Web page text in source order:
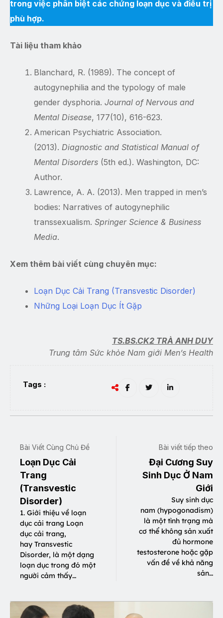
trong việc phân biệt các chứng loạn dục và điều trị
phù hợp.
Tài liệu tham khảo
Blanchard, R. (1989). The concept of
autogynephilia and the typology of male
gender dysphoria. Journal of Nervous and
Mental Disease, 177(10), 616-623.
American Psychiatric Association.
(2013). Diagnostic and Statistical Manual of
Mental Disorders (5th ed.). Washington, DC:
Author.
Lawrence, A. A. (2013). Men trapped in men’s
bodies: Narratives of autogynephilic
transsexualism. Springer Science & Business
Media.
Xem thêm bài viết cùng chuyên mục:
Loạn Dục Cải Trang (Transvestic Disorder)
Những Loại Loạn Dục Ít Gặp
TS.BS.CK2 TRÀ ANH DUY
Trung tâm Sức khỏe Nam giới Men’s Health
Tags :
Bài Viết Cùng Chủ Đề
Loạn Dục Cải
Trang
(Transvestic
Disorder)
1. Giới thiệu về loạn
dục cải trang Loạn
dục cải trang,
hay Transvestic
Disorder, là một dạng
loạn dục trong đó một
người cảm thấy…
Bài viết tiếp theo
Đại Cương Suy
Sinh Dục Ở Nam
Giới
Suy sinh dục
nam (hypogonadism)
là một tình trạng mà
cơ thể không sản xuất
đủ hormone
testosterone hoặc gặp
vấn đề về khả năng
sản…